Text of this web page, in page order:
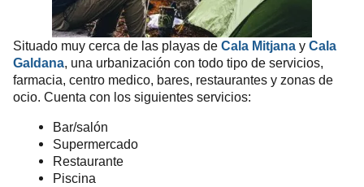
Situado muy cerca de las playas de Cala Mitjana y Cala
Galdana, una urbanización con todo tipo de servicios,
farmacia, centro medico, bares, restaurantes y zonas de
ocio. Cuenta con los siguientes servicios:
Bar/salón
Supermercado
Restaurante
Piscina